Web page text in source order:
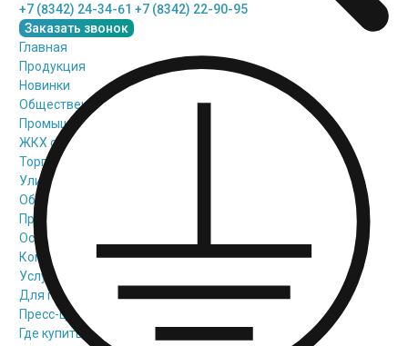
+7 (8342) 24-34-61 +7 (8342) 22-90-95
Заказать звонок
Главная
Продукция
Новинки
Общественное освещение
Промышленное освещение
ЖКХ освещение
Торговое модульное освещение
Уличное освещение
Облучатели
Прожекторное освещение
Освещение информационных и классных досок
Комплектующие для светильников
Услуги
Для проектировщиков
Пресс-центр
Где купить